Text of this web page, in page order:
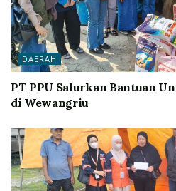
DAERAH
PT PPU Salurkan Bantuan
di Wewangriu